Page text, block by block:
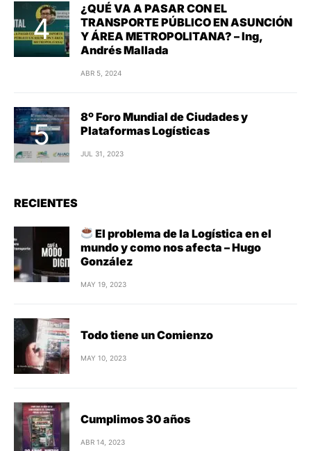
¿QUÉ VA A PASAR CON EL
TRANSPORTE PÚBLICO EN ASUNCIÓN
Y ÁREA METROPOLITANA? – Ing,
Andrés Mallada
ABR 5, 2024
8º Foro Mundial de Ciudades y
Plataformas Logísticas
JUL 31, 2023
RECIENTES
El problema de la Logística en el
mundo y como nos afecta – Hugo
González
MAY 19, 2023
Todo tiene un Comienzo
MAY 10, 2023
Cumplimos 30 años
ABR 14, 2023